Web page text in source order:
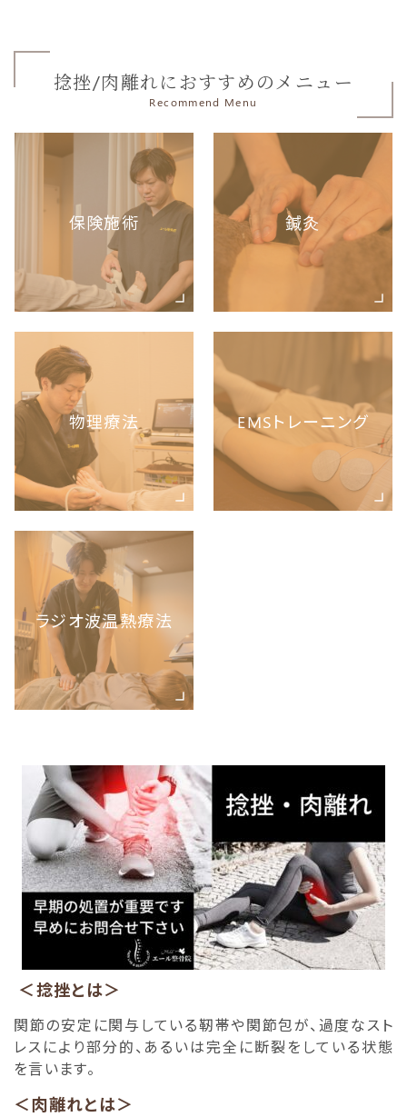
捻挫/肉離れにおすすめのメニュー
Recommend Menu
保険施術 鍼灸
物理療法 EMSトレーニング
ラジオ波温熱療法
＜捻挫とは＞
関節の安定に関与している靭帯や関節包が、過度なスト
レスにより部分的、あるいは完全に断裂をしている状態
を言います。
＜肉離れとは＞